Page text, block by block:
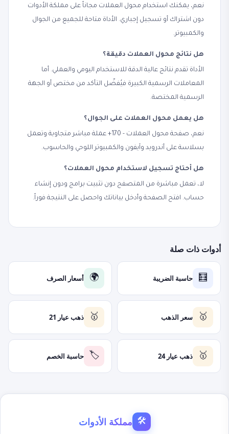
نعم، يمكنك استخدام محول العملات مجاناً على مملكة الأدوات
دون اشتراك أو تسجيل إجباري. الأداة متاحة للجميع من الجوال
والكمبيوتر.
هل نتائج محول العملات دقيقة؟
الأداة تقدم نتائج عالية الدقة للاستخدام اليومي والعملي. أما
المعاملات الرسمية الكبيرة فيُفضّل التأكد من مختص أو الجهة
الرسمية المختصة.
هل يعمل محول العملات على الجوال؟
نعم، صفحة محول العملات - 170+ عملة مباشر متجاوبة وتعمل
بسلاسة على أندرويد وآيفون والكمبيوتر اللوحي والحاسوب.
هل أحتاج تسجيل لاستخدام محول العملات؟
لا، تعمل مباشرة من المتصفح دون تثبيت برامج ودون إنشاء
حساب. افتح الصفحة وأدخل بياناتك واحصل على النتيجة فوراً.
أدوات ذات صلة
🧮 حاسبة الضريبة 🌍 أسعار الصرف
🥇 سعر الذهب 🥇 ذهب عيار 21
🥇 ذهب عيار 24 🏷️ حاسبة الخصم
🛠 مملكة الأدوات